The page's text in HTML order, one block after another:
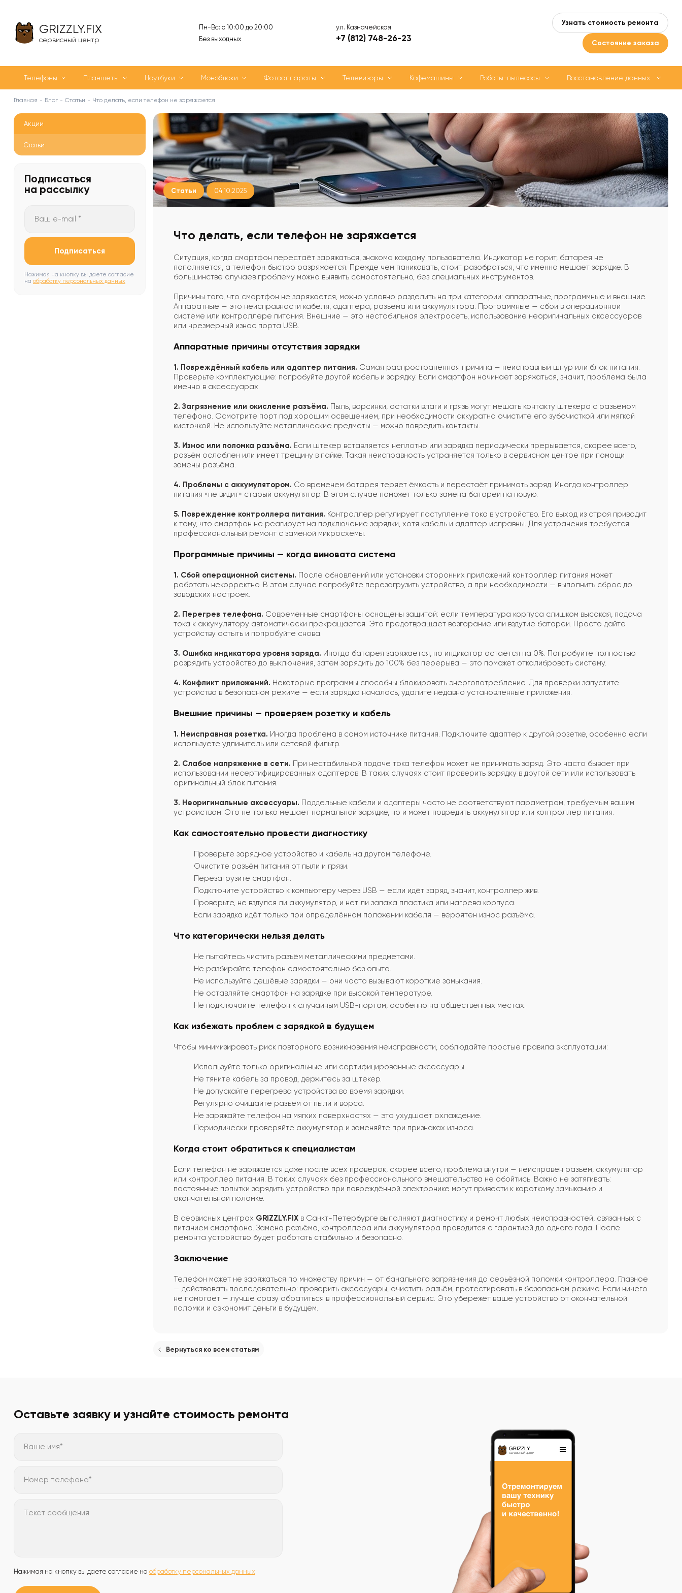
GRIZZLY.FIX
сервисный центр
Пн-Вс: с 10:00 до 20:00
Без выходных
ул. Казначейская
+7 (812) 748-26-23
Узнать стоимость ремонта
Состояние заказа
Телефоны Планшеты Ноутбуки Моноблоки Фотоаппараты Телевизоры Кофемашины Роботы-пылесосы Восстановление данных
Главная Блог Статьи Что делать, если телефон не заряжается
Статьи 04.10.2025
Что делать, если телефон не заряжается
Ситуация, когда смартфон перестаёт заряжаться, знакома каждому пользователю. Индикатор не горит, батарея не
пополняется, а телефон быстро разряжается. Прежде чем паниковать, стоит разобраться, что именно мешает зарядке. В
большинстве случаев проблему можно выявить самостоятельно, без специальных инструментов.
Причины того, что смартфон не заряжается, можно условно разделить на три категории: аппаратные, программные и внешние.
Аппаратные — это неисправности кабеля, адаптера, разъёма или аккумулятора. Программные — сбои в операционной
системе или контроллере питания. Внешние — это нестабильная электросеть, использование неоригинальных аксессуаров
или чрезмерный износ порта USB.
Аппаратные причины отсутствия зарядки
1. Повреждённый кабель или адаптер питания. Самая распространённая причина — неисправный шнур или блок питания.
Проверьте комплектующие: попробуйте другой кабель и зарядку. Если смартфон начинает заряжаться, значит, проблема была
именно в аксессуарах.
2. Загрязнение или окисление разъёма. Пыль, ворсинки, остатки влаги и грязь могут мешать контакту штекера с разъёмом
телефона. Осмотрите порт под хорошим освещением, при необходимости аккуратно очистите его зубочисткой или мягкой
кисточкой. Не используйте металлические предметы — можно повредить контакты.
3. Износ или поломка разъёма. Если штекер вставляется неплотно или зарядка периодически прерывается, скорее всего,
разъём ослаблен или имеет трещину в пайке. Такая неисправность устраняется только в сервисном центре при помощи
замены разъёма.
4. Проблемы с аккумулятором. Со временем батарея теряет ёмкость и перестаёт принимать заряд. Иногда контроллер
питания «не видит» старый аккумулятор. В этом случае поможет только замена батареи на новую.
5. Повреждение контроллера питания. Контроллер регулирует поступление тока в устройство. Его выход из строя приводит
к тому, что смартфон не реагирует на подключение зарядки, хотя кабель и адаптер исправны. Для устранения требуется
профессиональный ремонт с заменой микросхемы.
Программные причины — когда виновата система
1. Сбой операционной системы. После обновлений или установки сторонних приложений контроллер питания может
работать некорректно. В этом случае попробуйте перезагрузить устройство, а при необходимости — выполнить сброс до
заводских настроек.
2. Перегрев телефона. Современные смартфоны оснащены защитой: если температура корпуса слишком высокая, подача
тока к аккумулятору автоматически прекращается. Это предотвращает возгорание или вздутие батареи. Просто дайте
устройству остыть и попробуйте снова.
3. Ошибка индикатора уровня заряда. Иногда батарея заряжается, но индикатор остаётся на 0%. Попробуйте полностью
разрядить устройство до выключения, затем зарядить до 100% без перерыва — это поможет откалибровать систему.
4. Конфликт приложений. Некоторые программы способны блокировать энергопотребление. Для проверки запустите
устройство в безопасном режиме — если зарядка началась, удалите недавно установленные приложения.
Внешние причины — проверяем розетку и кабель
1. Неисправная розетка. Иногда проблема в самом источнике питания. Подключите адаптер к другой розетке, особенно если
используете удлинитель или сетевой фильтр.
2. Слабое напряжение в сети. При нестабильной подаче тока телефон может не принимать заряд. Это часто бывает при
использовании несертифицированных адаптеров. В таких случаях стоит проверить зарядку в другой сети или использовать
оригинальный блок питания.
3. Неоригинальные аксессуары. Поддельные кабели и адаптеры часто не соответствуют параметрам, требуемым вашим
устройством. Это не только мешает нормальной зарядке, но и может повредить аккумулятор или контроллер питания.
Как самостоятельно провести диагностику
Проверьте зарядное устройство и кабель на другом телефоне.
Очистите разъём питания от пыли и грязи.
Перезагрузите смартфон.
Подключите устройство к компьютеру через USB — если идёт заряд, значит, контроллер жив.
Проверьте, не вздулся ли аккумулятор, и нет ли запаха пластика или нагрева корпуса.
Если зарядка идёт только при определённом положении кабеля — вероятен износ разъёма.
Что категорически нельзя делать
Не пытайтесь чистить разъём металлическими предметами.
Не разбирайте телефон самостоятельно без опыта.
Не используйте дешёвые зарядки — они часто вызывают короткие замыкания.
Не оставляйте смартфон на зарядке при высокой температуре.
Не подключайте телефон к случайным USB-портам, особенно на общественных местах.
Как избежать проблем с зарядкой в будущем
Чтобы минимизировать риск повторного возникновения неисправности, соблюдайте простые правила эксплуатации:
Используйте только оригинальные или сертифицированные аксессуары.
Не тяните кабель за провод, держитесь за штекер.
Не допускайте перегрева устройства во время зарядки.
Регулярно очищайте разъём от пыли и ворса.
Не заряжайте телефон на мягких поверхностях — это ухудшает охлаждение.
Периодически проверяйте аккумулятор и заменяйте при признаках износа.
Когда стоит обратиться к специалистам
Если телефон не заряжается даже после всех проверок, скорее всего, проблема внутри — неисправен разъём, аккумулятор
или контроллер питания. В таких случаях без профессионального вмешательства не обойтись. Важно не затягивать:
постоянные попытки зарядить устройство при повреждённой электронике могут привести к короткому замыканию и
окончательной поломке.
В сервисных центрах GRIZZLY.FIX в Санкт-Петербурге выполняют диагностику и ремонт любых неисправностей, связанных с
питанием смартфона. Замена разъёма, контроллера или аккумулятора проводится с гарантией до одного года. После
ремонта устройство будет работать стабильно и безопасно.
Заключение
Телефон может не заряжаться по множеству причин — от банального загрязнения до серьёзной поломки контроллера. Главное
— действовать последовательно: проверить аксессуары, очистить разъём, протестировать в безопасном режиме. Если ничего
не помогает — лучше сразу обратиться в профессиональный сервис. Это убережёт ваше устройство от окончательной
поломки и сэкономит деньги в будущем.
Вернуться ко всем статьям
Акции
Статьи
Подписаться
на рассылку
Ваш e-mail *
Подписаться
Нажимая на кнопку вы даете согласие
на обработку персональных данных
Оставьте заявку и узнайте стоимость ремонта
Ваше имя*
Номер телефона*
Текст сообщения
Нажимая на кнопку вы даете согласие на обработку персональных данных